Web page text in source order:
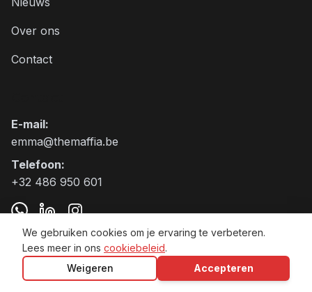
We gebruiken cookies om je ervaring te verbeteren.
Lees meer in ons cookiebeleid.
Weigeren
Accepteren
Over ons
Contact
E-mail:
emma@themaffia.be
Telefoon:
+32 486 950 601
The Maffia BV VAT:BE0797.905.271
Algemene voorwaarden
Privacybeleid